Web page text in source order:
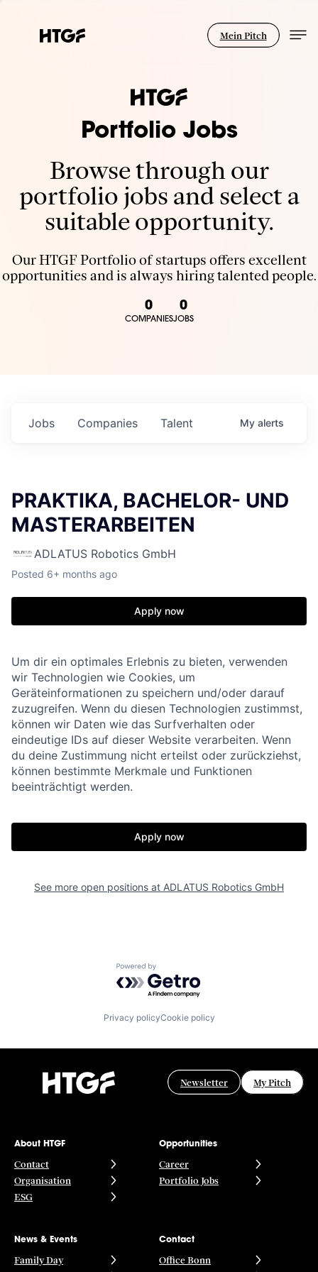
Mein Pitch
Portfolio Jobs
Browse through our
portfolio jobs and select a
suitable opportunity.
Our HTGF Portfolio of startups offers excellent
opportunities and is always hiring talented people.
0
COMPANIES
0
JOBS
Jobs Companies Talent My alerts
PRAKTIKA, BACHELOR- UND
MASTERARBEITEN
ADLATUS Robotics GmbH
Posted 6+ months ago
Apply now
Um dir ein optimales Erlebnis zu bieten, verwenden
wir Technologien wie Cookies, um
Geräteinformationen zu speichern und/oder darauf
zuzugreifen. Wenn du diesen Technologien zustimmst,
können wir Daten wie das Surfverhalten oder
eindeutige IDs auf dieser Website verarbeiten. Wenn
du deine Zustimmung nicht erteilst oder zurückziehst,
können bestimmte Merkmale und Funktionen
beeinträchtigt werden.
Apply now
See more open positions at ADLATUS Robotics GmbH
Powered by Getro.com
Privacy policyCookie policy
Newsletter My Pitch
About HTGF
Contact
Organisation
ESG
Opportunities
Career
Portfolio Jobs
News & Events
Family Day
Contact
Office Bonn